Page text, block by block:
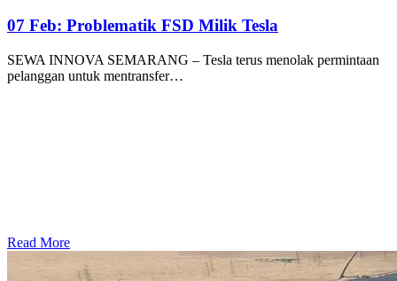
07 Feb: Problematik FSD Milik Tesla
SEWA INNOVA SEMARANG – Tesla terus menolak permintaan
pelanggan untuk mentransfer…
Read More